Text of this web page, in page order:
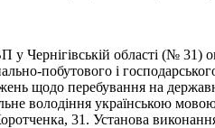
Чернігівській області (№
побутового і
щодо перебування на
володіння українською
31. Установа